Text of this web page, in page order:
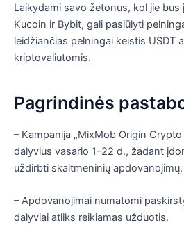
Laikydami savo žetonus, kol jie bus
Kucoin ir Bybit, gali pasiūlyti
leidžiančias pelningai keistis USDT
kriptovaliutomis.
Pagrindinės
– Kampanija „MixMob Origin
dalyvius vasario 1–22 d., žadant
uždirbti skaitmeninių apdovanojimų.
– Apdovanojimai numatomi
dalyviai atliks reikiamas užduotis.